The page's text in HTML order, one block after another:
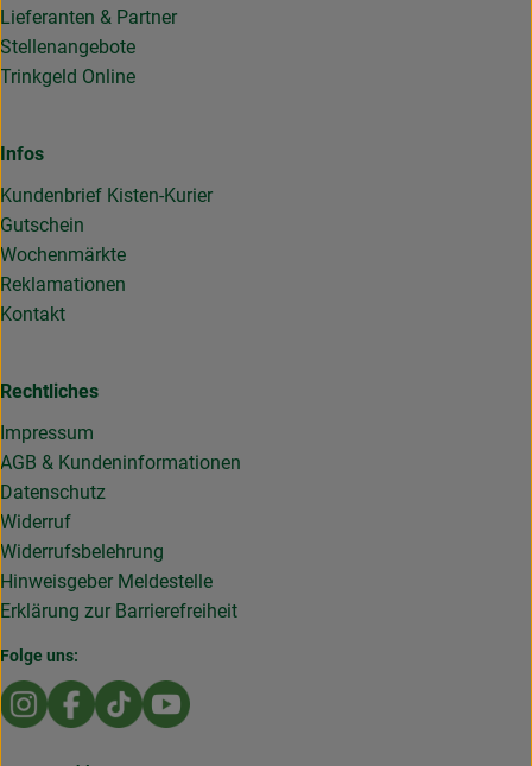
Lieferanten & Partner
Stellenangebote
Trinkgeld Online
Infos
Kundenbrief Kisten-Kurier
Gutschein
Wochenmärkte
Reklamationen
Kontakt
Rechtliches
Impressum
AGB & Kundeninformationen
Datenschutz
Widerruf
Widerrufsbelehrung
Hinweisgeber Meldestelle
Erklärung zur Barrierefreiheit
Folge uns:
Externer Link zu https://www.instagram.com/
Externer Link zu https://www.facebook.com/
Externer Link zu https://www.tiktok.com/
Externer Link zu https://